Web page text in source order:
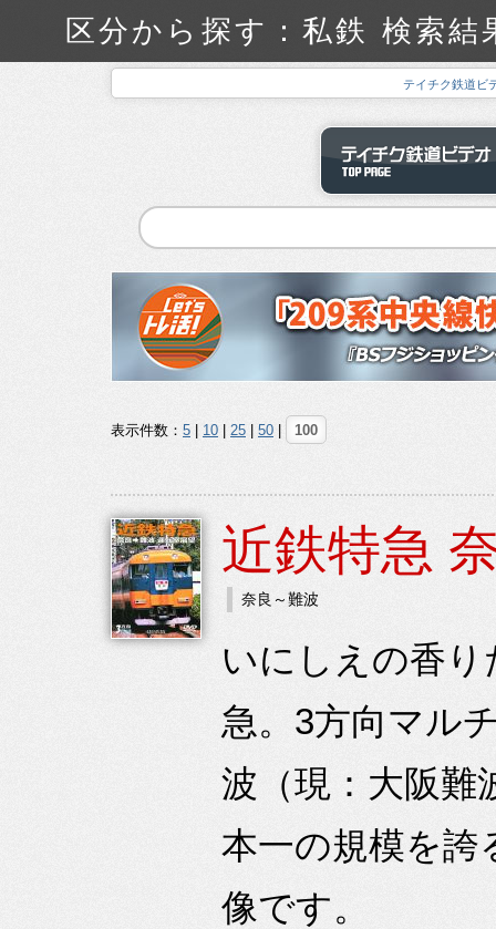
区分から探す：私鉄 検索
テイチク鉄道ビ
表示件数： 5 10 25 50 100
近鉄特急
奈良～難波
いにしえの香
急。3方向マル
波（現：大阪難
本一の規模を誇
像です。